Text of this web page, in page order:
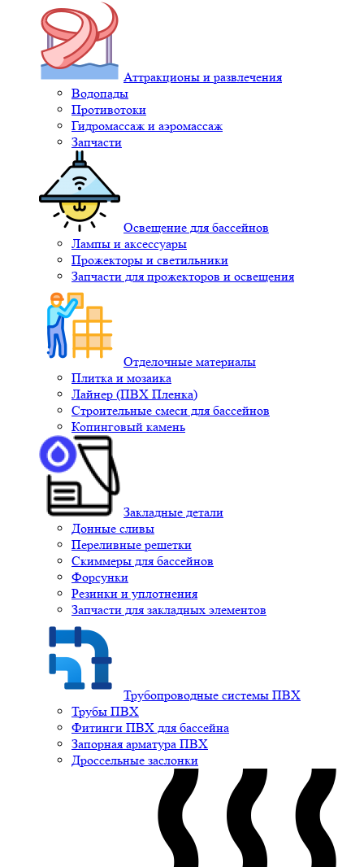
Аттракционы и развлечения
Водопады
Противотоки
Гидромассаж и аэромассаж
Запчасти
Освещение для бассейнов
Лампы и аксессуары
Прожекторы и светильники
Запчасти для прожекторов и освещения
Отделочные материалы
Плитка и мозаика
Лайнер (ПВХ Пленка)
Строительные смеси для бассейнов
Копинговый камень
Закладные детали
Донные сливы
Переливные решетки
Скиммеры для бассейнов
Форсунки
Резинки и уплотнения
Запчасти для закладных элементов
Трубопроводные системы ПВХ
Трубы ПВХ
Фитинги ПВХ для бассейна
Запорная арматура ПВХ
Дроссельные заслонки